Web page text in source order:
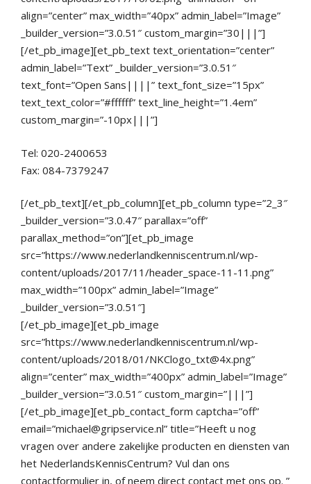
align=”center” max_width=”40px” admin_label=”Image”
_builder_version=”3.0.51″ custom_margin=”30|||”]
[/et_pb_image][et_pb_text text_orientation=”center”
admin_label=”Text” _builder_version=”3.0.51″
text_font=”Open Sans||||” text_font_size=”15px”
text_text_color=”#ffffff” text_line_height=”1.4em”
custom_margin=”-10px|||”]
Tel: 020-2400653
Fax: 084-7379247
[/et_pb_text][/et_pb_column][et_pb_column type=”2_3″
_builder_version=”3.0.47″ parallax=”off”
parallax_method=”on”][et_pb_image
src=”https://www.nederlandkenniscentrum.nl/wp-
content/uploads/2017/11/header_space-11-11.png”
max_width=”100px” admin_label=”Image”
_builder_version=”3.0.51″]
[/et_pb_image][et_pb_image
src=”https://www.nederlandkenniscentrum.nl/wp-
content/uploads/2018/01/NKClogo_txt@4x.png”
align=”center” max_width=”400px” admin_label=”Image”
_builder_version=”3.0.51″ custom_margin=”|||”]
[/et_pb_image][et_pb_contact_form captcha=”off”
email=”michael@gripservice.nl” title=”Heeft u nog
vragen over andere zakelijke producten en diensten van
het NederlandsKennisCentrum? Vul dan ons
contactformulier in, of neem direct contact met ons op. ”